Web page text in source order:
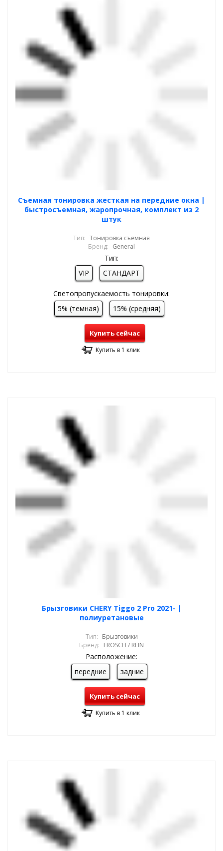
Cъемная тонировка жесткая на передние окна |
быстросъемная, жаропрочная, комплект из 2
штук
Тип: Тонировка съемная
Бренд: General
Тип:
VIP
СТАНДАРТ
Светопропускаемость тонировки:
5% (темная)
15% (средняя)
Купить сейчас
Купить в 1 клик
Брызговики CHERY Tiggo 2 Pro 2021- |
полиуретановые
Тип: Брызговики
Бренд: FROSCH / REIN
Расположение:
передние
задние
Купить сейчас
Купить в 1 клик